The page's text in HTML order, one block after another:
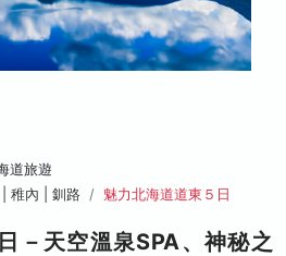
道旅遊
稚內 | 釧路
魅力北海道道東５日
－天空溫泉SPA、神秘之